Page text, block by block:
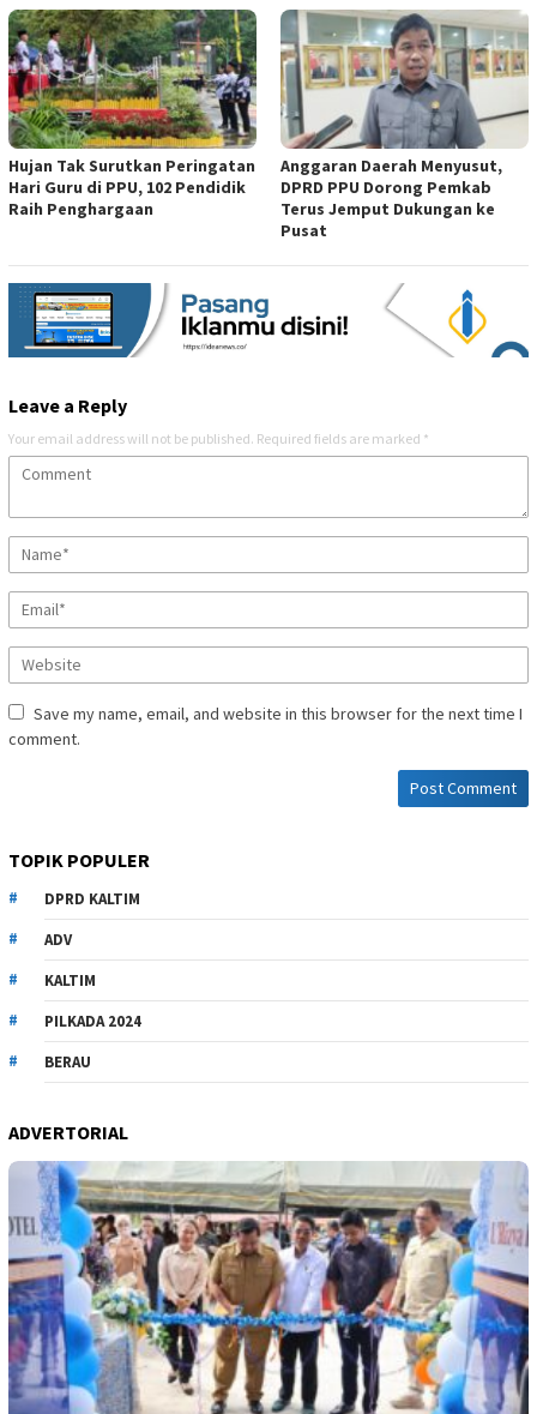
Hujan Tak Surutkan Peringatan
Hari Guru di PPU, 102 Pendidik
Raih Penghargaan
Anggaran Daerah Menyusut,
DPRD PPU Dorong Pemkab
Terus Jemput Dukungan ke
Pusat
Leave a Reply
Your email address will not be published. Required fields are marked *
Save my name, email, and website in this browser for the next time I
comment.
TOPIK POPULER
DPRD KALTIM
ADV
KALTIM
PILKADA 2024
BERAU
ADVERTORIAL